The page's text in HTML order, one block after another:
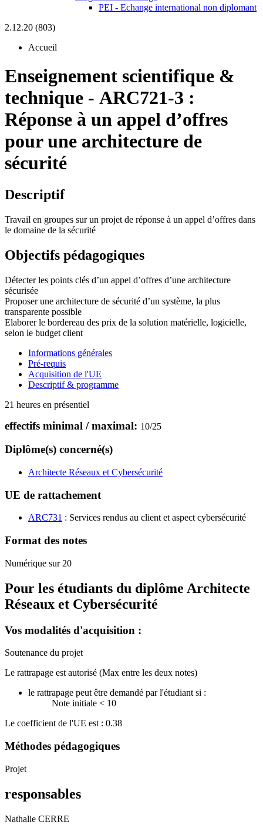
PEI - Echange international non diplomant
2.12.20 (803)
Accueil
Enseignement scientifique &
technique - ARC721-3 :
Réponse à un appel d’offres
pour une architecture de
sécurité
Descriptif
Travail en groupes sur un projet de réponse à un appel d’offres dans
le domaine de la sécurité
Objectifs pédagogiques
Détecter les points clés d’un appel d’offres d’une architecture
sécurisée
Proposer une architecture de sécurité d’un système, la plus
transparente possible
Elaborer le bordereau des prix de la solution matérielle, logicielle,
selon le budget client
Informations générales
Pré-requis
Acquisition de l'UE
Descriptif & programme
21 heures en présentiel
effectifs minimal / maximal: 10/25
Diplôme(s) concerné(s)
Architecte Réseaux et Cybersécurité
UE de rattachement
ARC731 : Services rendus au client et aspect cybersécurité
Format des notes
Numérique sur 20
Pour les étudiants du diplôme Architecte
Réseaux et Cybersécurité
Vos modalités d'acquisition :
Soutenance du projet
Le rattrapage est autorisé (Max entre les deux notes)
le rattrapage peut être demandé par l'étudiant si :
Note initiale < 10
Le coefficient de l'UE est : 0.38
Méthodes pédagogiques
Projet
responsables
Nathalie CERRE